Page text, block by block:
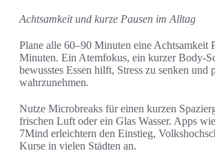
Achtsamkeit und kurze Pausen im Alltag
Plane alle 60–90 Minuten eine Achtsamkeit
Minuten. Ein Atemfokus, ein kurzer Body-
bewusstes Essen hilft, Stress zu senken und
wahrzunehmen.
Nutze Microbreaks für einen kurzen
frischen Luft oder ein Glas Wasser. Apps
7Mind erleichtern den Einstieg,
Kurse in vielen Städten an.